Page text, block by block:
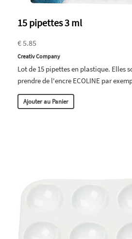
15 pipettes 3 ml
€ 5.85
Creativ Company
Lot de 15 pipettes en plastique. Elles
prendre de l'encre ECOLINE par
Ajouter au Panier